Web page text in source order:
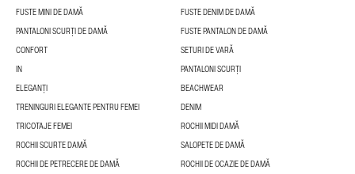
FUSTE MINI DE DAMĂ
FUSTE DENIM DE DAMĂ
PANTALONI SCURȚI DE DAMĂ
FUSTE PANTALON DE DAMĂ
CONFORT
SETURI DE VARĂ
IN
PANTALONI SCURȚI
ELEGANȚI
BEACHWEAR
TRENINGURI ELEGANTE PENTRU FEMEI
DENIM
TRICOTAJE FEMEI
ROCHII MIDI DAMĂ
ROCHII SCURTE DAMĂ
SALOPETE DE DAMĂ
ROCHII DE PETRECERE DE DAMĂ
ROCHII DE OCAZIE DE DAMĂ